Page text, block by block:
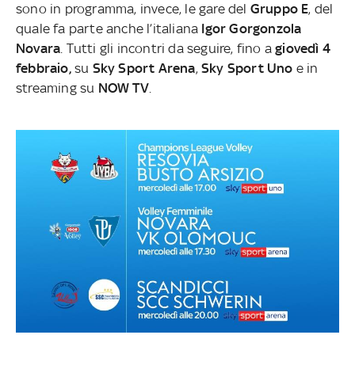
sono in programma, invece, le gare del Gruppo E, del
quale fa parte anche l’italiana Igor Gorgonzola
Novara. Tutti gli incontri da seguire, fino agiovedì 4
febbraio,su Sky Sport Arena,Sky Sport Uno e in
streaming su NOW TV.